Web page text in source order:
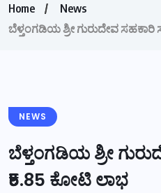
Home
News
ಬೆಳ್ತಂಗಡಿಯ ಶ್ರೀ ಗುರುದೇವ ಸಹಕಾರಿ
NEWS
ಬೆಳ್ತಂಗಡಿಯ ಶ್ರೀ
₹5.85 ಕೋಟಿ ಲಾಭ